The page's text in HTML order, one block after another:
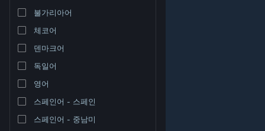
불가리아어
체코어
덴마크어
독일어
영어
스페인어 - 스페인
스페인어 - 중남미